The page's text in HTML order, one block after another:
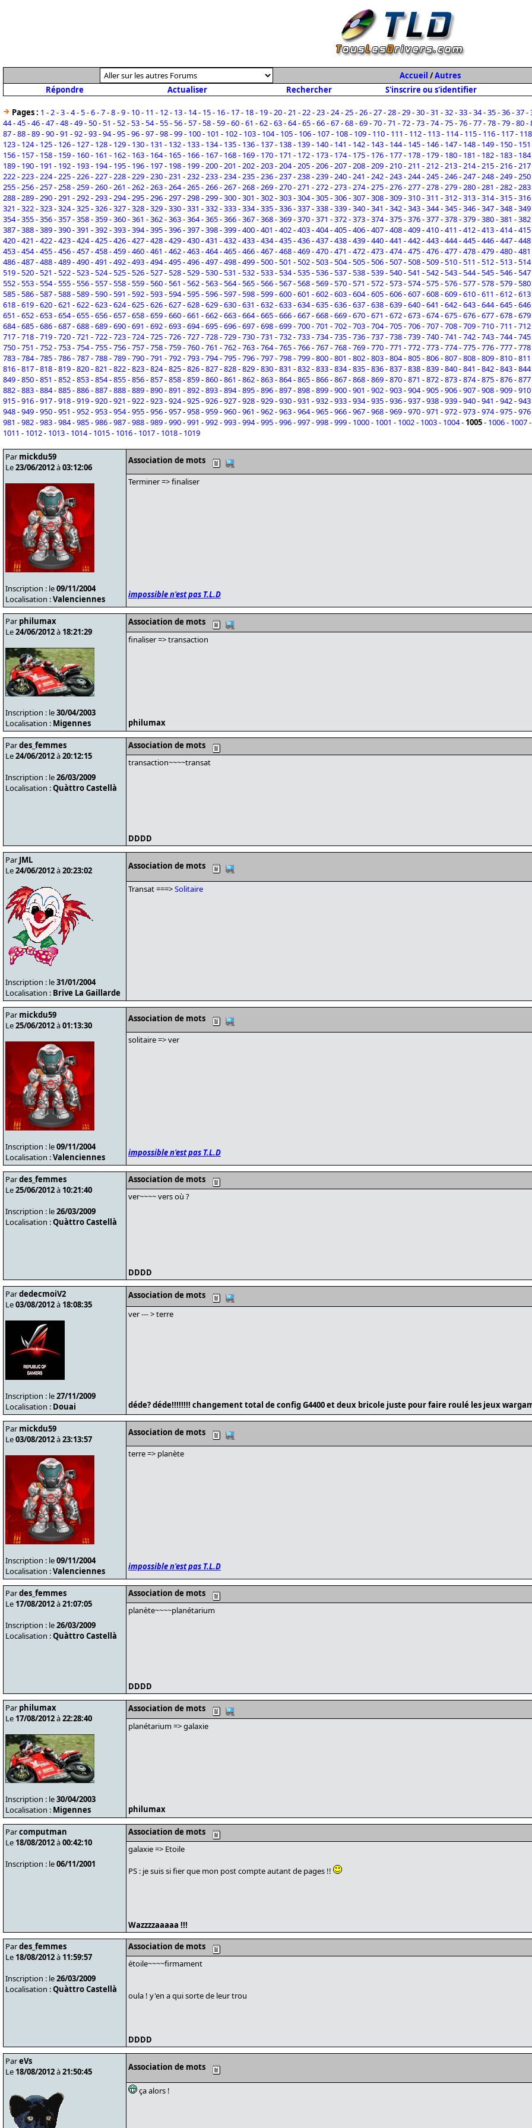
Accueil /Autres
Répondre
Actualiser Rechercher S'inscrire ou s'identifier
Pages : 1 -2-3-4-5-6-7-8-9- 10- 11 - 12- 13- 14- 15- 16- 17- 18- 19-20-21 -22-23-24-25-26-27-28-29-30-31 -32-33-34-35-36-37-
44-45-46-47-48-49-50-51 -52-53-54-55-56-57-58-59-60-61 -62-63-64-65-66-67-68-69-70-71 -72-73-74-75-76-77-78-79-80-
87-88-89-90-91 -92-93-94-95-96-97-98-99- 100- 101 - 102- 103- 104- 105- 106- 107- 108- 109- 110- 111 - 112- 113- 114- 115- 116- 117- 118
123- 124- 125- 126- 127- 128- 129- 130- 131 - 132- 133- 134- 135- 136- 137- 138- 139- 140- 141 - 142- 143- 144- 145- 146- 147- 148- 149- 150- 151
156- 157- 158- 159- 160- 161 - 162- 163- 164- 165- 166- 167- 168- 169- 170- 171 - 172- 173- 174- 175- 176- 177- 178- 179- 180- 181 - 182- 183- 184
189- 190- 191 - 192- 193- 194- 195- 196- 197- 198- 199-200-201 -202-203-204-205-206-207-208-209-210-211 -212-213-214-215-216-217
222-223-224-225-226-227-228-229-230-231 -232-233-234-235-236-237-238-239-240-241 -242-243-244-245-246-247-248-249-250
255-256-257-258-259-260-261 -262-263-264-265-266-267-268-269-270-271 -272-273-274-275-276-277-278-279-280-281 -282-283
288-289-290-291 -292-293-294-295-296-297-298-299-300-301 -302-303-304-305-306-307-308-309-310-311 -312-313-314-315-316
321 -322-323-324-325-326-327-328-329-330-331 -332-333-334-335-336-337-338-339-340-341 -342-343-344-345-346-347-348-349
354-355-356-357-358-359-360-361 -362-363-364-365-366-367-368-369-370-371 -372-373-374-375-376-377-378-379-380-381 -382
387-388-389-390-391 -392-393-394-395-396-397-398-399-400-401 -402-403-404-405-406-407-408-409-410-411 -412-413-414-415
420-421 -422-423-424-425-426-427-428-429-430-431 -432-433-434-435-436-437-438-439-440-441 -442-443-444-445-446-447-448
453-454-455-456-457-458-459-460-461 -462-463-464-465-466-467-468-469-470-471 -472-473-474-475-476-477-478-479-480-481
486-487-488-489-490-491 -492-493-494-495-496-497-498-499-500-501 -502-503-504-505-506-507-508-509-510-511 -512-513-514
519-520-521 -522-523-524-525-526-527-528-529-530-531 -532-533-534-535-536-537-538-539-540-541 -542-543-544-545-546-547
552-553-554-555-556-557-558-559-560-561 -562-563-564-565-566-567-568-569-570-571 -572-573-574-575-576-577-578-579-580
585-586-587-588-589-590-591 -592-593-594-595-596-597-598-599-600-601 -602-603-604-605-606-607-608-609-610-611 -612-613
618-619-620-621 -622-623-624-625-626-627-628-629-630-631 -632-633-634-635-636-637-638-639-640-641 -642-643-644-645-646
651 -652-653-654-655-656-657-658-659-660-661 -662-663-664-665-666-667-668-669-670-671 -672-673-674-675-676-677-678-679
684-685-686-687-688-689-690-691 -692-693-694-695-696-697-698-699-700-701 -702-703-704-705-706-707-708-709-710-711 -712
717-718-719-720-721 -722-723-724-725-726-727-728-729-730-731 -732-733-734-735-736-737-738-739-740-741 -742-743-744-745
750-751 -752-753-754-755-756-757-758-759-760-761 -762-763-764-765-766-767-768-769-770-771 -772-773-774-775-776-777-778
783-784-785-786-787-788-789-790-791 -792-793-794-795-796-797-798-799-800-801 -802-803-804-805-806-807-808-809-810-811
816-817-818-819-820-821 -822-823-824-825-826-827-828-829-830-831 -832-833-834-835-836-837-838-839-840-841 -842-843-844
849-850-851 -852-853-854-855-856-857-858-859-860-861 -862-863-864-865-866-867-868-869-870-871 -872-873-874-875-876-877
882-883-884-885-886-887-888-889-890-891 -892-893-894-895-896-897-898-899-900-901 -902-903-904-905-906-907-908-909-910
915-916-917-918-919-920-921 -922-923-924-925-926-927-928-929-930-931 -932-933-934-935-936-937-938-939-940-941 -942-943
948-949-950-951 -952-953-954-955-956-957-958-959-960-961 -962-963-964-965-966-967-968-969-970-971 -972-973-974-975-976
981 -982-983-984-985-986-987-988-989-990-991 -992-993-994-995-996-997-998-999- 1000- 1001 - 1002- 1003- 1004- 1005- 1006- 1007
1011 - 1012- 1013- 1014- 1015- 1016- 1017- 1018- 1019
Par mickdu59
Le23/06/2012à03:12:06
Inscription : le09/11/2004
Localisation :Valenciennes
Association de mots
Terminer => finaliser
impossible n'est pas T.L.D
Par philumax
Le24/06/2012à 18:21:29
Inscription : le30/04/2003
Localisation : Migennes
Association de mots
finaliser => transaction
philumax
Pardes_femmes
Le24/06/2012à20:12:15
Inscription : le26/03/2009
Localisation :Quàttro Castellà
Association de mots
transaction~~~~transat
DDDD
Par JML
Le24/06/2012à20:23:02
Inscription : le31/01/2004
Localisation : Brive La Gaillarde
Association de mots
Transat ===>Solitaire
Par mickdu59
Le25/06/2012à01:13:30
Inscription : le09/11/2004
Localisation :Valenciennes
Association de mots
solitaire => ver
impossible n'est pas T.L.D
Pardes_femmes
Le25/06/2012à 10:21:40
Inscription : le26/03/2009
Localisation :Quàttro Castellà
Association de mots
ver~~~~ vers où ?
DDDD
PardedecmoiV2
Le03/08/2012à 18:08:35
Inscription : le27/11/2009
Localisation : Douai
Association de mots
ver --- > terre
déde? déde!!!!!!!! changement total de config G4400 et deux bricole juste pour faire roulé les jeux
Par mickdu59
Le03/08/2012à23:13:57
Inscription : le09/11/2004
Localisation :Valenciennes
Association de mots
terre => planète
impossible n'est pas T.L.D
Pardes_femmes
Le 17/08/2012à21:07:05
Inscription : le26/03/2009
Localisation :Quàttro Castellà
Association de mots
planète~~~~planétarium
DDDD
Par philumax
Le 17/08/2012à22:28:40
Inscription : le30/04/2003
Localisation : Migennes
Association de mots
planétarium => galaxie
philumax
Parcomputman
Le 18/08/2012à00:42:10
Inscription : le06/11/2001
Association de mots
galaxie => Etoile
PS : je suis si fier que mon post compte autant de pages !!
Wazzzzaaaaa !!!
Pardes_femmes
Le 18/08/2012à 11:59:57
Inscription : le26/03/2009
Localisation :Quàttro Castellà
Association de mots
étoile~~~~firmament
oula ! y'en a qui sorte de leur trou
DDDD
PareVs
Le 18/08/2012à21:50:45 Association de mots
ça alors !